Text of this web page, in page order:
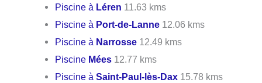
Piscine à Léren 11.63 kms
Piscine à Port-de-Lanne 12.06 kms
Piscine à Narrosse 12.49 kms
Piscine Mées 12.77 kms
Piscine àSaint-Paul-lès-Dax 15.78 kms